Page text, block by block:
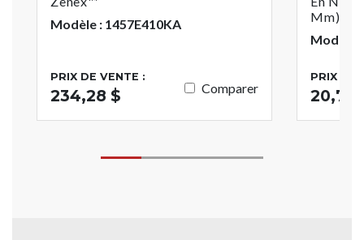
Modèle : 1457E410KA
PRIX DE VENTE :
234,28 $ Comparer
Mm)
Modèle :
PRIX DE
20,76